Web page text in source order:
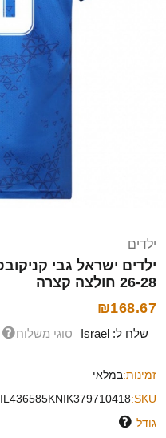
ילדים
26-28 חולצה קצרה
₪168.67
שלח ל: Israel סוגי משלוח
זמינות:במלאי
SKU:
IL436585KNIK379710418
גודל